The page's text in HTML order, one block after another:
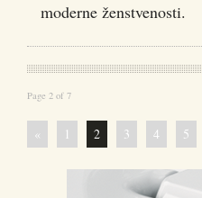
moderne ženstvenosti.
Page 2 of 7
« 1 2 3 4 5